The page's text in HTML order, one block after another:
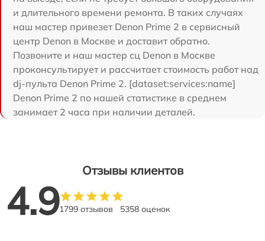
и длительного времени ремонта. В таких случаях
наш мастер привезет Denon Prime 2 в сервисный
центр Denon в Москве и доставит обратно.
Позвоните и наш мастер сц Denon в Москве
проконсультирует и рассчитает стоимость работ над
dj-пульта Denon Prime 2. [dataset:services:name]
Denon Prime 2 по нашей статистике в среднем
занимает 2 часа при наличии деталей.
Отзывы клиентов
4.91799 отзывов 5358 оценок